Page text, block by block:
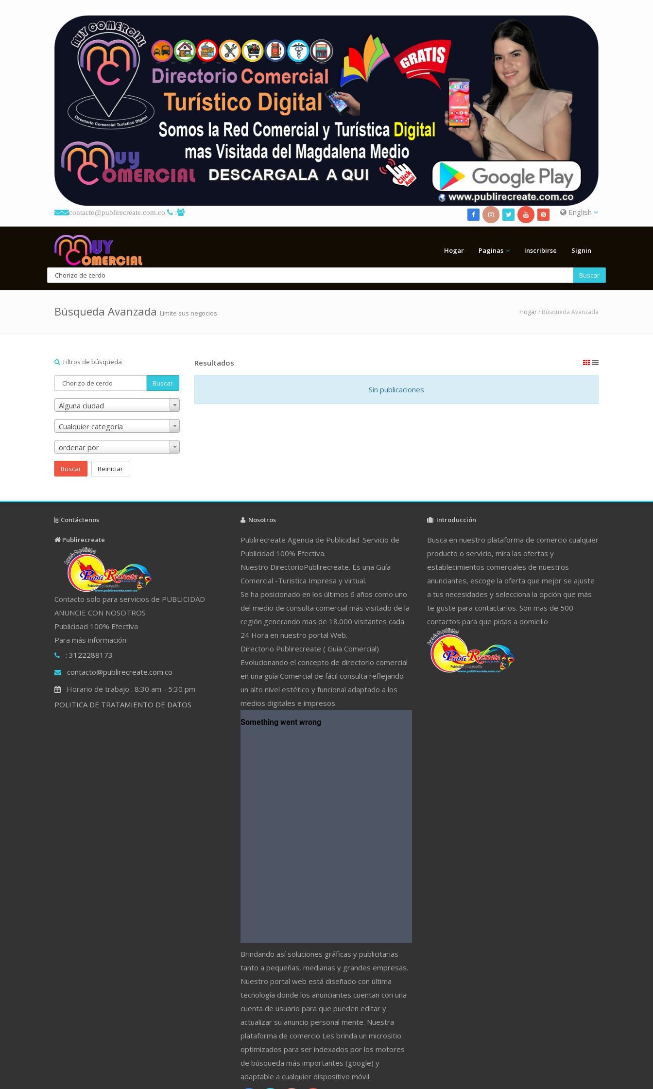
contacto@publirecreate.com.co : English
Hogar Paginas Inscribirse Signin
Buscar
Búsqueda Avanzada Limite sus negocios Hogar/ Búsqueda Avanzada
Filtros de búsqueda
Buscar
Alguna ciudad
Cualquier categoría
ordenar por
Buscar Reiniciar
Resultados
Sin publicaciones
Contáctenos
Publirecreate
Contacto solo para servicios de PUBLICIDAD
ANUNCIE CON NOSOTROS
Publicidad 100% Efectiva
Para más información
: 3122288173
contacto@publirecreate.com.co
Horario de trabajo : 8:30 am - 5:30 pm
POLITICA DE TRATAMIENTO DE DATOS
Nosotros
Publirecreate Agencia de Publicidad .Servicio de
Publicidad 100% Efectiva.
Nuestro DirectorioPublirecreate. Es una Guía
Comercial -Turistica Impresa y virtual.
Se ha posicionado en los últimos 6 años como uno
del medio de consulta comercial más visitado de la
región generando mas de 18.000 visitantes cada
24 Hora en nuestro portal Web.
Directorio Publirecreate ( Guía Comercial)
Evolucionando el concepto de directorio comercial
en una guía Comercial de fácil consulta reflejando
un alto nivel estético y funcional adaptado a los
medios digitales e impresos.
Brindando así soluciones gráficas y publicitarias
tanto a pequeñas, medianas y grandes empresas.
Nuestro portal web está diseñado con última
tecnología donde los anunciantes cuentan con una
cuenta de usuario para que pueden editar y
actualizar su anuncio personal mente. Nuestra
plataforma de comercio Les brinda un micrositio
optimizados para ser indexados por los motores
de búsqueda más importantes (google) y
adaptable a cualquier dispositivo móvil.
Introducción
Busca en nuestro plataforma de comercio cualquier
producto o servicio, mira las ofertas y
establecimientos comerciales de nuestros
anunciantes, escoge la oferta que mejor se ajuste
a tus necesidades y selecciona la opción que más
te guste para contactarlos. Son mas de 500
contactos para que pidas a domicilio